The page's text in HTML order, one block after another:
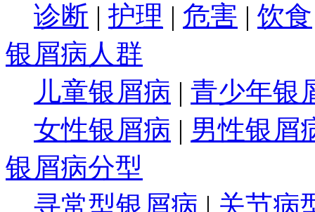
诊断 | 护理 | 危害 | 饮食
银屑病人群
儿童银屑病 | 青少年银
女性银屑病 | 男性银屑
银屑病分型
寻常型银屑病 | 关节病